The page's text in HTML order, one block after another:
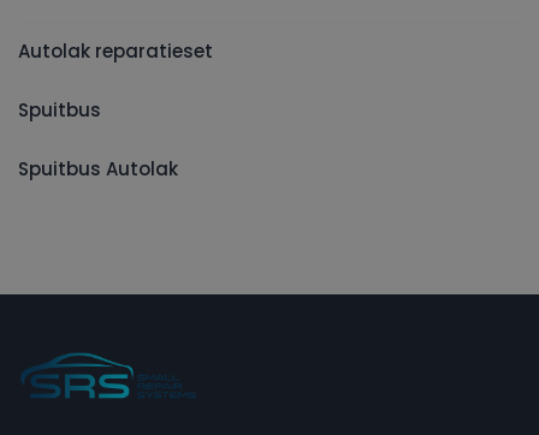
Autolak reparatieset
Spuitbus
Spuitbus Autolak